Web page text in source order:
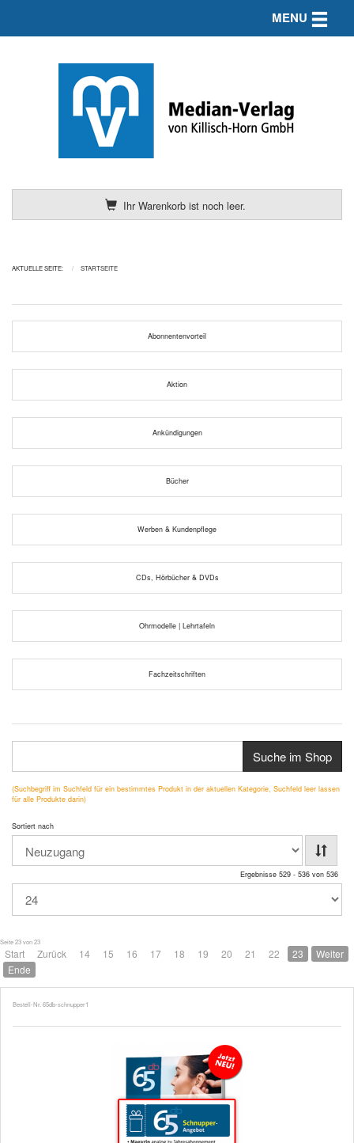
Ihr Warenkorb ist noch leer.
MENU Toggle
AKTUELLE SEITE: STARTSEITE
Abonnentenvorteil
Aktion
Ankündigungen
Bücher
Werben & Kundenpflege
CDs, Hörbücher & DVDs
Ohrmodelle | Lehrtafeln
Fachzeitschriften
Suche im Shop
(Suchbegriff im Suchfeld für ein bestimmtes Produkt in der aktuellen Kategorie, Suchfeld leer lassen
für alle Produkte darin)
Sortiert nach
Ergebnisse 529 - 536 von 536
Seite 23 von 23
Start Zurück 14 15 16 17 18 19 20 21 22 23
Weiter
Ende
Bestell-Nr. 65db-schnupper1